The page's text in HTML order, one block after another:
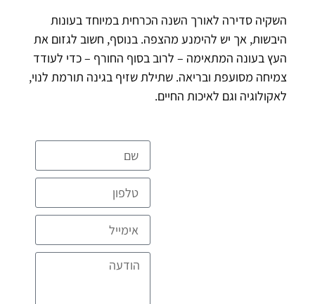
השקיה סדירה לאורך השנה הכרחית במיוחד בעונות
היבשות, אך יש להימנע מהצפה. בנוסף, חשוב לגזום את
העץ בעונה המתאימה – לרוב בסוף החורף – כדי לעודד
צמיחה מסועפת ובריאה. שתילת שזיף בגינה תורמת לנוי,
לאקולוגיה וגם לאיכות החיים.